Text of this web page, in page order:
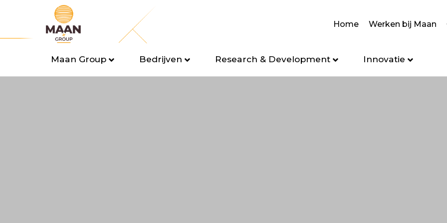
Home Werken bij Maan
Maan Group Bedrijven Research & Development Innovatie